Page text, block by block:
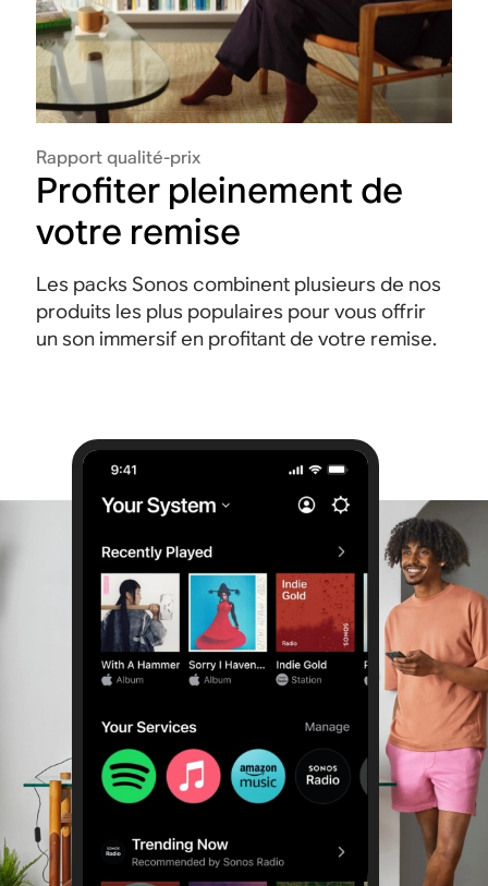
Rapport qualité-prix
Profiter pleinement de
votre remise
Les packs Sonos combinent plusieurs de nos
produits les plus populaires pour vous offrir
un son immersif en profitant de votre remise.